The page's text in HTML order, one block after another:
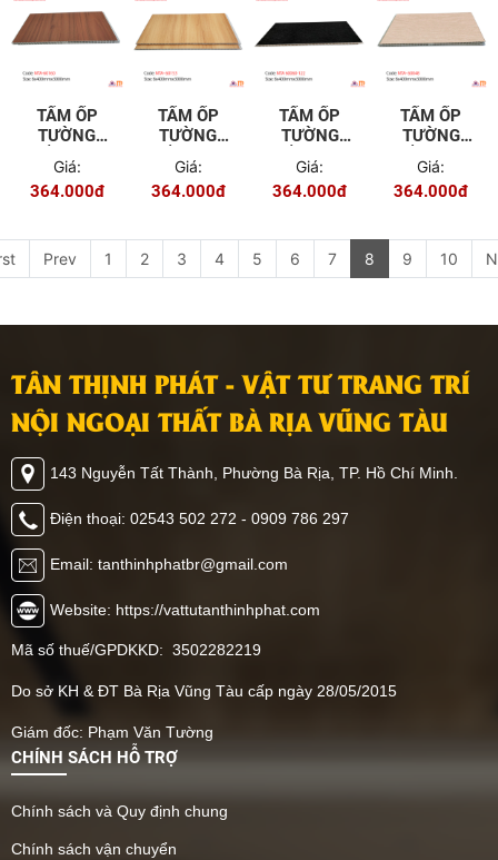
TẤM ỐP
TƯỜNG
TRẦN NTA
60160
Giá:
364.000đ
TẤM ỐP
TƯỜNG
TRẦN NTA
60153
Giá:
364.000đ
TẤM ỐP
TƯỜNG
TRẦN NTA
60060-122
Giá:
364.000đ
TẤM ỐP
TƯỜNG
TRẦN NTA
60048
Giá:
364.000đ
Prev 1 2 3 4 5 6 7 8 9 10
TÂN THỊNH PHÁT - VẬT TƯ TRANG TRÍ
NỘI NGOẠI THẤT BÀ RỊA VŨNG TÀU
143 Nguyễn Tất Thành, Phường Bà Rịa, TP. Hồ Chí Minh.
Điện thoại: 02543 502 272 - 0909 786 297
Email: tanthinhphatbr@gmail.com
Website: https://vattutanthinhphat.com
Mã số thuế/GPDKKD: 3502282219
Do sở KH & ĐT Bà Rịa Vũng Tàu cấp ngày 28/05/2015
Giám đốc: Phạm Văn Tường
CHÍNH SÁCH HỖ TRỢ
Chính sách và Quy định chung
Chính sách vận chuyển